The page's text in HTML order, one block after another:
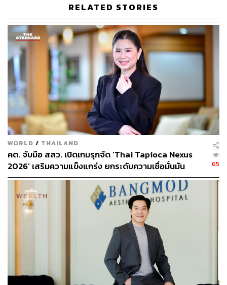
สามารถติดตาม THE STANDARD WEALTH
ผ่านแอปพลิเคชันต่างๆ ที่คุณสะดวกหรือใช้งานอยู่แล้วได้เลย
TAGS: เชื้อไวรัสโคโรนา COVID-19
ฝ่าวิกฤตโควิด-19
โควิด-19
ธุรกิจ KAUAI
Food Delivery
Healthy Fast Food
โรงแรมดุสิตธานี
บริษัท ดุสิตธานี จำกัด (มหาชน)
ธุรกิจโรงแรม
ธุรกิจร้านอาหาร
ABOUT THE AUTHOR
RELATED STORIES
WORLD / THAILAND
คต. จับมือ สสว. เปิดเกมรุกจัด ‘Thai Tapioca Nexus
2026’ เสริมความแข็งแกร่ง ยกระดับความเชื่อมั่นมัน
สำปะหลังไทยในตลาดโลก
65